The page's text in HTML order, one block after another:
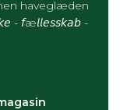
haveglæden
𝘧æ𝘭𝘭𝘦𝘴𝘴𝘬𝘢𝘣 -